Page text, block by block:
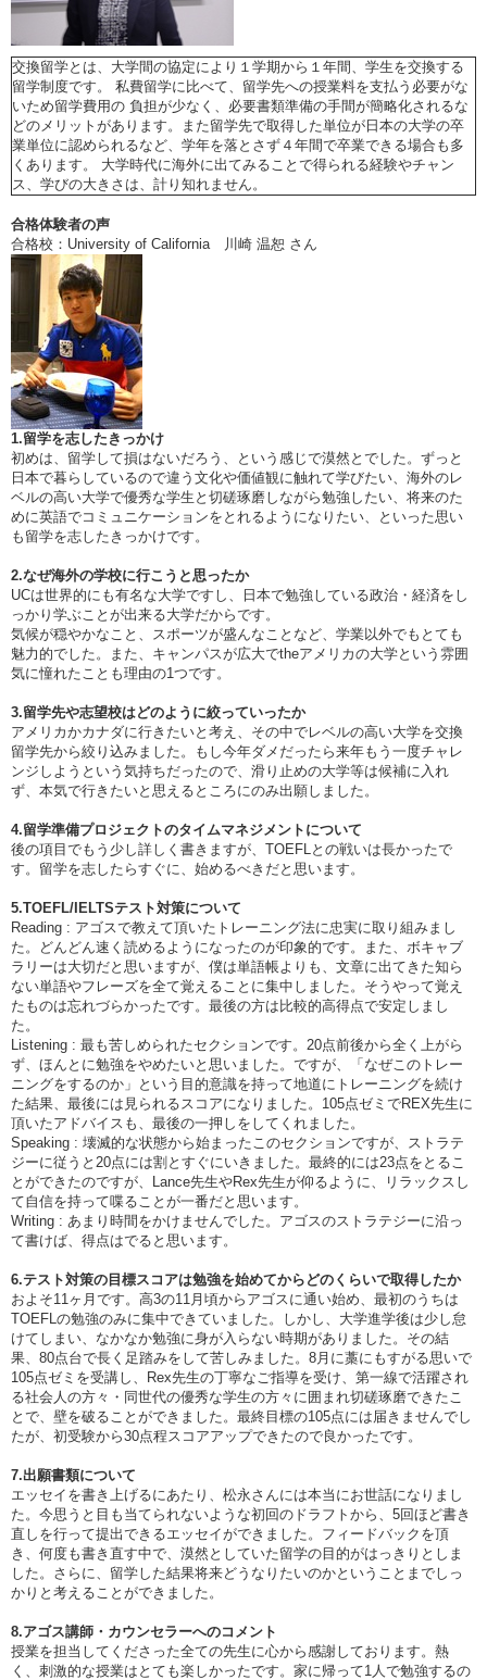
交換留学とは、大学間の協定により１学期から１年間、学生を交換する
留学制度です。 私費留学に比べて、留学先への授業料を支払う必要がな
いため留学費用の 負担が少なく、必要書類準備の手間が簡略化されるな
どのメリットがあります。また留学先で取得した単位が日本の大学の卒
業単位に認められるなど、学年を落とさず４年間で卒業できる場合も多
くあります。 大学時代に海外に出てみることで得られる経験やチャン
ス、学びの大きさは、計り知れません。
合格体験者の声
合格校：University of California 川崎 温恕 さん
1.留学を志したきっかけ
初めは、留学して損はないだろう、という感じで漠然とでした。ずっと
日本で暮らしているので違う文化や価値観に触れて学びたい、海外のレ
ベルの高い大学で優秀な学生と切磋琢磨しながら勉強したい、将来のた
めに英語でコミュニケーションをとれるようになりたい、といった思い
も留学を志したきっかけです。
2.なぜ海外の学校に行こうと思ったか
UCは世界的にも有名な大学ですし、日本で勉強している政治・経済をし
っかり学ぶことが出来る大学だからです。
気候が穏やかなこと、スポーツが盛んなことなど、学業以外でもとても
魅力的でした。また、キャンパスが広大でtheアメリカの大学という雰囲
気に憧れたことも理由の1つです。
3.留学先や志望校はどのように絞っていったか
アメリカかカナダに行きたいと考え、その中でレベルの高い大学を交換
留学先から絞り込みました。もし今年ダメだったら来年もう一度チャレ
ンジしようという気持ちだったので、滑り止めの大学等は候補に入れ
ず、本気で行きたいと思えるところにのみ出願しました。
4.留学準備プロジェクトのタイムマネジメントについて
後の項目でもう少し詳しく書きますが、TOEFLとの戦いは長かったで
す。留学を志したらすぐに、始めるべきだと思います。
5.TOEFL/IELTSテスト対策について
Reading : アゴスで教えて頂いたトレーニング法に忠実に取り組みまし
た。どんどん速く読めるようになったのが印象的です。また、ボキャブ
ラリーは大切だと思いますが、僕は単語帳よりも、文章に出てきた知ら
ない単語やフレーズを全て覚えることに集中しました。そうやって覚え
たものは忘れづらかったです。最後の方は比較的高得点で安定しまし
た。
Listening : 最も苦しめられたセクションです。20点前後から全く上がら
ず、ほんとに勉強をやめたいと思いました。ですが、「なぜこのトレー
ニングをするのか」という目的意識を持って地道にトレーニングを続け
た結果、最後には見られるスコアになりました。105点ゼミでREX先生に
頂いたアドバイスも、最後の一押しをしてくれました。
Speaking : 壊滅的な状態から始まったこのセクションですが、ストラテ
ジーに従うと20点には割とすぐにいきました。最終的には23点をとるこ
とができたのですが、Lance先生やRex先生が仰るように、リラックスし
て自信を持って喋ることが一番だと思います。
Writing : あまり時間をかけませんでした。アゴスのストラテジーに沿っ
て書けば、得点はでると思います。
6.テスト対策の目標スコアは勉強を始めてからどのくらいで取得したか
およそ11ヶ月です。高3の11月頃からアゴスに通い始め、最初のうちは
TOEFLの勉強のみに集中できていました。しかし、大学進学後は少し怠
けてしまい、なかなか勉強に身が入らない時期がありました。その結
果、80点台で長く足踏みをして苦しみました。8月に藁にもすがる思いで
105点ゼミを受講し、Rex先生の丁寧なご指導を受け、第一線で活躍され
る社会人の方々・同世代の優秀な学生の方々に囲まれ切磋琢磨できたこ
とで、壁を破ることができました。最終目標の105点には届きませんでし
たが、初受験から30点程スコアアップできたので良かったです。
7.出願書類について
エッセイを書き上げるにあたり、松永さんには本当にお世話になりまし
た。今思うと目も当てられないような初回のドラフトから、5回ほど書き
直しを行って提出できるエッセイができました。フィードバックを頂
き、何度も書き直す中で、漠然としていた留学の目的がはっきりとしま
した。さらに、留学した結果将来どうなりたいのかということまでしっ
かりと考えることができました。
8.アゴス講師・カウンセラーへのコメント
授業を担当してくださった全ての先生に心から感謝しております。熱
く、刺激的な授業はとても楽しかったです。家に帰って1人で勉強するの